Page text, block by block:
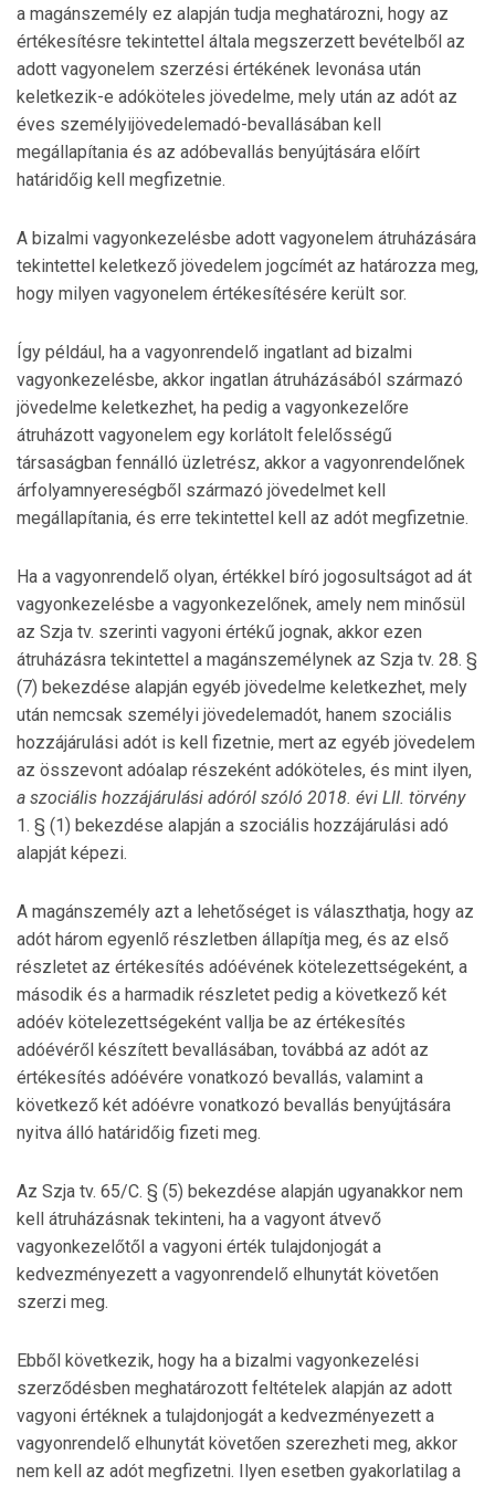
a magánszemély ez alapján tudja meghatározni, hogy az
értékesítésre tekintettel általa megszerzett bevételből az
adott vagyonelem szerzési értékének levonása után
keletkezik-e adóköteles jövedelme, mely után az adót az
éves személyijövedelemadó-bevallásában kell
megállapítania és az adóbevallás benyújtására előírt
határidőig kell megfizetnie.
A bizalmi vagyonkezelésbe adott vagyonelem átruházására
tekintettel keletkező jövedelem jogcímét az határozza meg,
hogy milyen vagyonelem értékesítésére került sor.
Így például, ha a vagyonrendelő ingatlant ad bizalmi
vagyonkezelésbe, akkor ingatlan átruházásából származó
jövedelme keletkezhet, ha pedig a vagyonkezelőre
átruházott vagyonelem egy korlátolt felelősségű
társaságban fennálló üzletrész, akkor a vagyonrendelőnek
árfolyamnyereségből származó jövedelmet kell
megállapítania, és erre tekintettel kell az adót megfizetnie.
Ha a vagyonrendelő olyan, értékkel bíró jogosultságot ad át
vagyonkezelésbe a vagyonkezelőnek, amely nem minősül
az Szja tv. szerinti vagyoni értékű jognak, akkor ezen
átruházásra tekintettel a magánszemélynek az Szja tv. 28. §
(7) bekezdése alapján egyéb jövedelme keletkezhet, mely
után nemcsak személyi jövedelemadót, hanem szociális
hozzájárulási adót is kell fizetnie, mert az egyéb jövedelem
az összevont adóalap részeként adóköteles, és mint ilyen,
a szociális hozzájárulási adóról szóló 2018. évi LII. törvény
1. § (1) bekezdése alapján a szociális hozzájárulási adó
alapját képezi.
A magánszemély azt a lehetőséget is választhatja, hogy az
adót három egyenlő részletben állapítja meg, és az első
részletet az értékesítés adóévének kötelezettségeként, a
második és a harmadik részletet pedig a következő két
adóév kötelezettségeként vallja be az értékesítés
adóévéről készített bevallásában, továbbá az adót az
értékesítés adóévére vonatkozó bevallás, valamint a
következő két adóévre vonatkozó bevallás benyújtására
nyitva álló határidőig fizeti meg.
Az Szja tv. 65/C. § (5) bekezdése alapján ugyanakkor nem
kell átruházásnak tekinteni, ha a vagyont átvevő
vagyonkezelőtől a vagyoni érték tulajdonjogát a
kedvezményezett a vagyonrendelő elhunytát követően
szerzi meg.
Ebből következik, hogy ha a bizalmi vagyonkezelési
szerződésben meghatározott feltételek alapján az adott
vagyoni értéknek a tulajdonjogát a kedvezményezett a
vagyonrendelő elhunytát követően szerezheti meg, akkor
nem kell az adót megfizetni. Ilyen esetben gyakorlatilag a